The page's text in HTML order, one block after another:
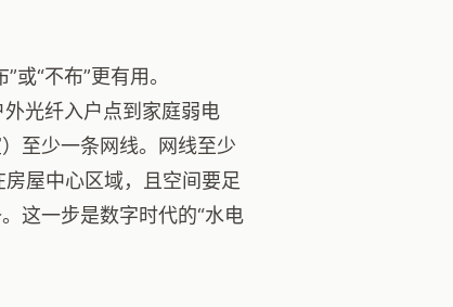
“不布”更有用。
光纤入户点到家庭弱电
至少一条网线。网线至少
屋中心区域，且空间要足
这一步是数字时代的“水电